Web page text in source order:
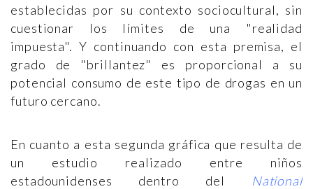
establecidas por su contexto sociocultural, sin
cuestionar los límites de una "realidad
impuesta". Y continuando con esta premisa, el
grado de "brillantez" es proporcional a su
potencial consumo de este tipo de drogas en un
futuro cercano.
En cuanto a esta segunda gráfica que resulta de
un estudio realizado entre niños
estadounidenses dentro del
National